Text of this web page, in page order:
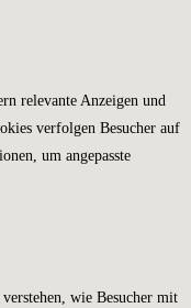
relevante Anzeigen und
verfolgen Besucher auf
um angepasste
wie Besucher mit